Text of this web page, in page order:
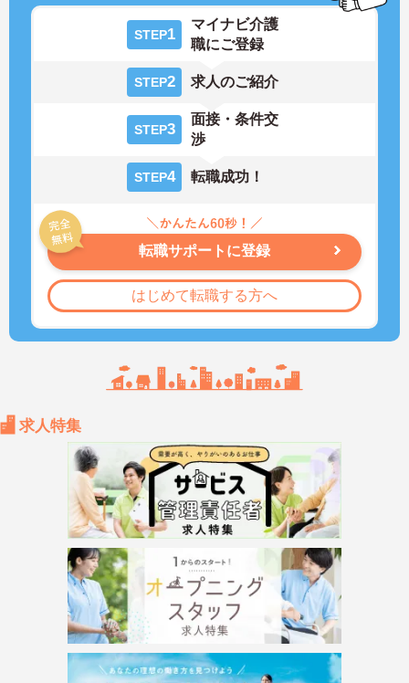
STEP1
マイナビ介護
職にご登録
STEP2 求人のご紹介
STEP3
面接・条件交
渉
STEP4 転職成功！
転職サポートに登録
はじめて転職する方へ
求人特集